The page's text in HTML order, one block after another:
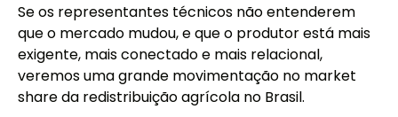
Se os representantes técnicos não entenderem
que o mercado mudou, e que o produtor está mais
exigente, mais conectado e mais relacional,
veremos uma grande movimentação no market
share da redistribuição agrícola no Brasil.